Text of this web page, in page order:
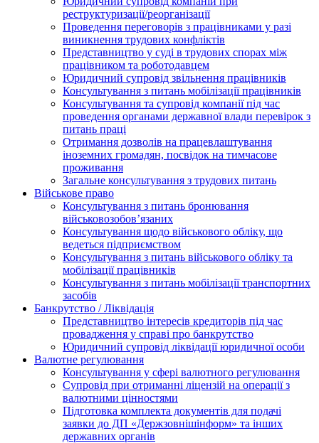
реструктуризації/реорганізації
Проведення переговорів з працівниками у разі
виникнення трудових конфліктів
Представництво у суді в трудових спорах між
працівником та роботодавцем
Юридичний супровід звільнення працівників
Консультування з питань мобілізації працівників
Консультування та супровід компанії під час
проведення органами державної влади перевірок з
питань праці
Отримання дозволів на працевлаштування
іноземних громадян, посвідок на тимчасове
проживання
Загальне консультування з трудових питань
Військове право
Консультування з питань бронювання
військовозобов’язаних
Консультування щодо військового обліку, що
ведеться підприємством
Консультування з питань військового обліку та
мобілізації працівників
Консультування з питань мобілізації транспортних
засобів
Банкрутство / Ліквідація
Представництво інтересів кредиторів під час
провадження у справі про банкрутство
Юридичний супровід ліквідації юридичної особи
Валютне регулювання
Консультування у сфері валютного регулювання
Супровід при отриманні ліцензій на операції з
валютними цінностями
Підготовка комплекта документів для подачі
заявки до ДП «Держзовнішінформ» та інших
державних органів